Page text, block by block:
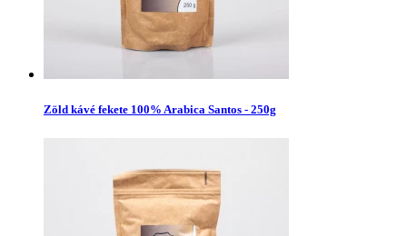
Zöld kávé fekete 100% Arabica Santos - 250g